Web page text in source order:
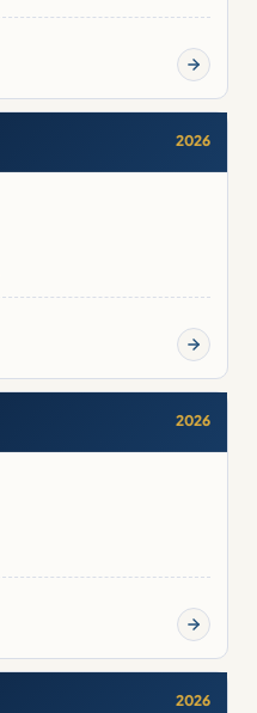
2026
2026
2026